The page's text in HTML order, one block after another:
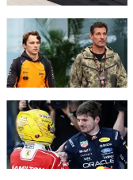
8 Austria GP
9 Great Britain GP